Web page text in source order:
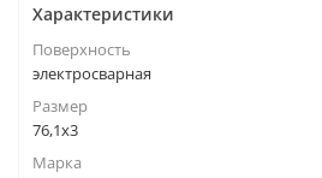
Характеристики
Поверхность
электросварная
Размер
76,1х3
Марка